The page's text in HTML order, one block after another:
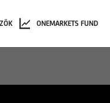
ONEMARKETS FUND